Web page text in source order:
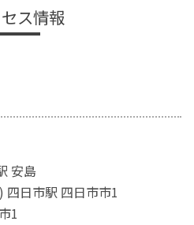
ス情報
安島
四日市駅 四日市市1
1